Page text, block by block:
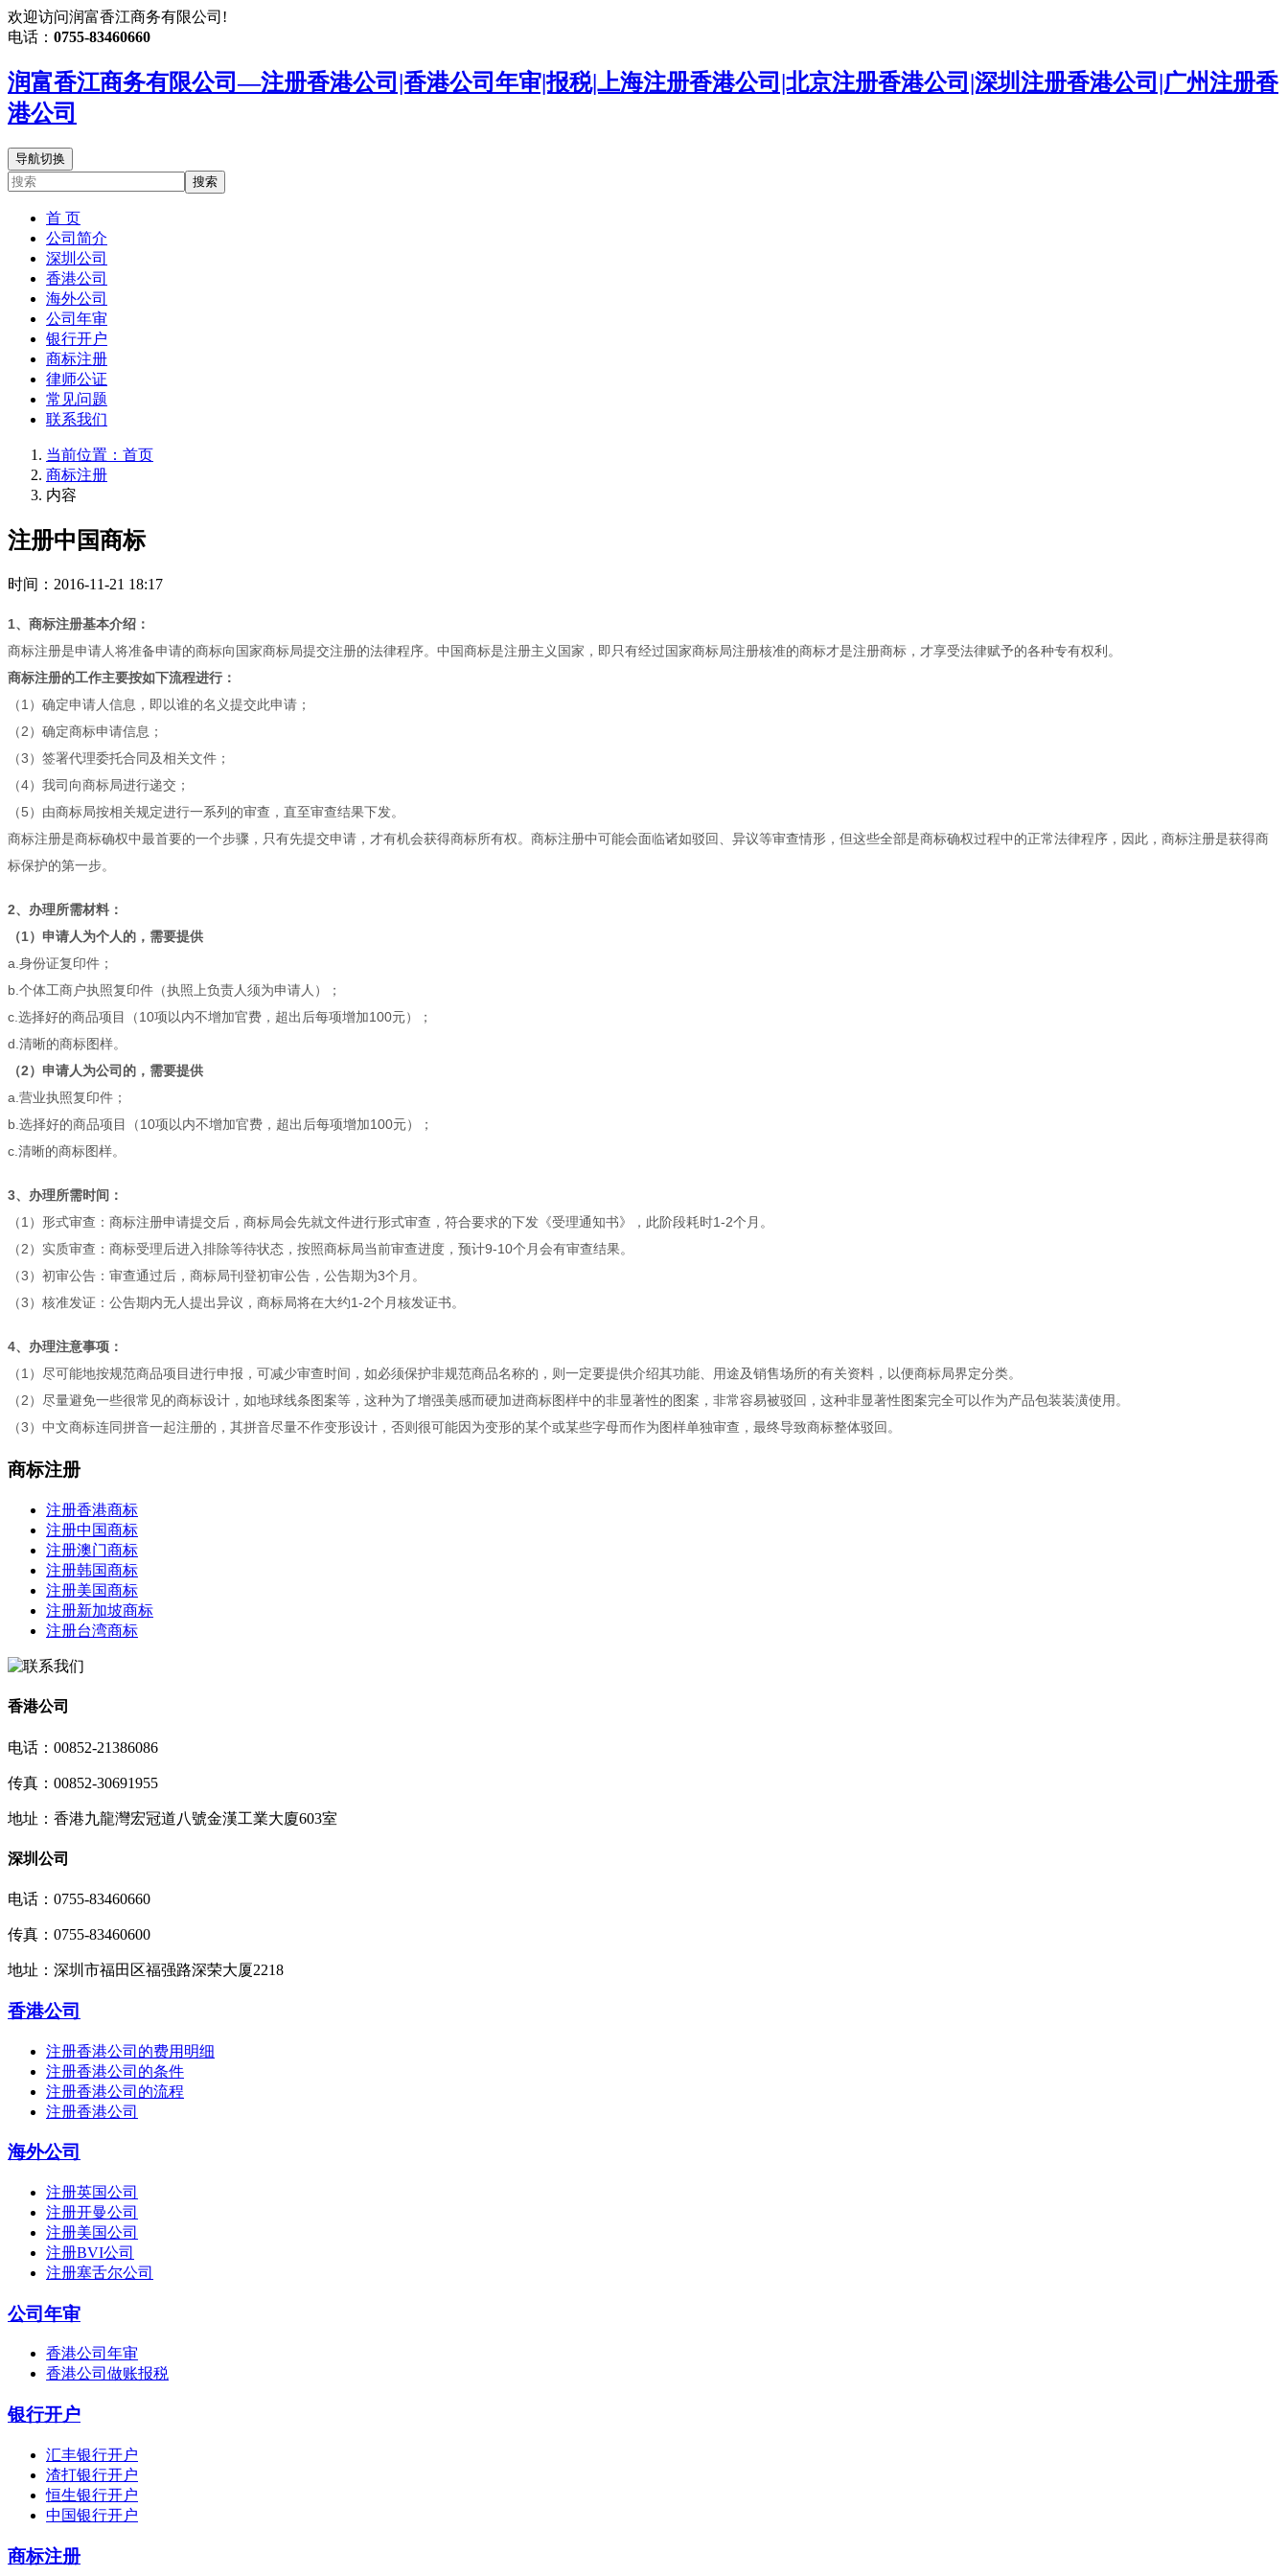
欢迎访问润富香江商务有限公司!
电话： 0755-83460660
润富香江商务有限公司—注册香港公司|香港公司年审|报税|上海注册香港公司|北京注册香港公司|深圳注册香港公司|广州注册香
港公司
导航切换
搜索
首 页
公司简介
深圳公司
香港公司
海外公司
公司年审
银行开户
商标注册
律师公证
常见问题
联系我们
当前位置：首页
商标注册
内容
注册中国商标
时间：2016-11-21 18:17
1、商标注册基本介绍：
商标注册是申请人将准备申请的商标向国家商标局提交注册的法律程序。中国商标是注册主义国家，即只有经过国家商标局注册核准的商标才是注册商标，才享受法律赋予的各种专有权利。
商标注册的工作主要按如下流程进行：
（1）确定申请人信息，即以谁的名义提交此申请；
（2）确定商标申请信息；
（3）签署代理委托合同及相关文件；
（4）我司向商标局进行递交；
（5）由商标局按相关规定进行一系列的审查，直至审查结果下发。
商标注册是商标确权中最首要的一个步骤，只有先提交申请，才有机会获得商标所有权。商标注册中可能会面临诸如驳回、异议等审查情形，但这些全部是商标确权过程中的正常法律程序，因此，商标注册是获得商
标保护的第一步。
2、办理所需材料：
（1）申请人为个人的，需要提供
a.身份证复印件；
b.个体工商户执照复印件（执照上负责人须为申请人）；
c.选择好的商品项目（10项以内不增加官费，超出后每项增加100元）；
d.清晰的商标图样。
（2）申请人为公司的，需要提供
a.营业执照复印件；
b.选择好的商品项目（10项以内不增加官费，超出后每项增加100元）；
c.清晰的商标图样。
3、办理所需时间：
（1）形式审查：商标注册申请提交后，商标局会先就文件进行形式审查，符合要求的下发《受理通知书》，此阶段耗时1-2个月。
（2）实质审查：商标受理后进入排除等待状态，按照商标局当前审查进度，预计9-10个月会有审查结果。
（3）初审公告：审查通过后，商标局刊登初审公告，公告期为3个月。
（3）核准发证：公告期内无人提出异议，商标局将在大约1-2个月核发证书。
4、办理注意事项：
（1）尽可能地按规范商品项目进行申报，可减少审查时间，如必须保护非规范商品名称的，则一定要提供介绍其功能、用途及销售场所的有关资料，以便商标局界定分类。
（2）尽量避免一些很常见的商标设计，如地球线条图案等，这种为了增强美感而硬加进商标图样中的非显著性的图案，非常容易被驳回，这种非显著性图案完全可以作为产品包装装潢使用。
（3）中文商标连同拼音一起注册的，其拼音尽量不作变形设计，否则很可能因为变形的某个或某些字母而作为图样单独审查，最终导致商标整体驳回。
商标注册
注册香港商标
注册中国商标
注册澳门商标
注册韩国商标
注册美国商标
注册新加坡商标
注册台湾商标
香港公司
电话：00852-21386086
传真：00852-30691955
地址：香港九龍灣宏冠道八號金漢工業大廈603室
深圳公司
电话：0755-83460660
传真：0755-83460600
地址：深圳市福田区福强路深荣大厦2218
香港公司
注册香港公司的费用明细
注册香港公司的条件
注册香港公司的流程
注册香港公司
海外公司
注册英国公司
注册开曼公司
注册美国公司
注册BVI公司
注册塞舌尔公司
公司年审
香港公司年审
香港公司做账报税
银行开户
汇丰银行开户
渣打银行开户
恒生银行开户
中国银行开户
商标注册